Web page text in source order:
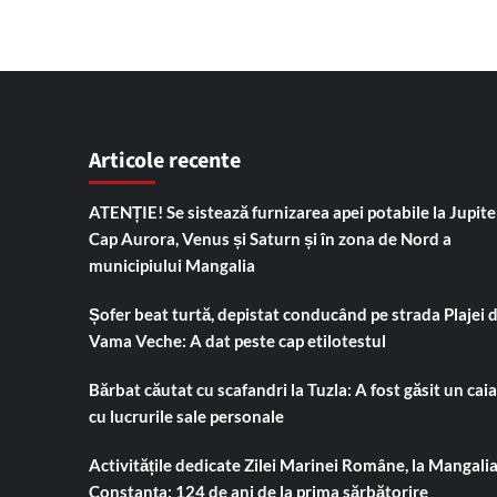
Articole recente
ATENȚIE! Se sistează furnizarea apei potabile la
Cap Aurora, Venus și Saturn și în zona de Nord a
municipiului Mangalia
Șofer beat turtă, depistat conducând pe strada Plajei
Vama Veche: A dat peste cap etilotestul
Bărbat căutat cu scafandri la Tuzla: A fost găsit un
cu lucrurile sale personale
Activitățile dedicate Zilei Marinei Române, la
Constanța: 124 de ani de la prima sărbătorire